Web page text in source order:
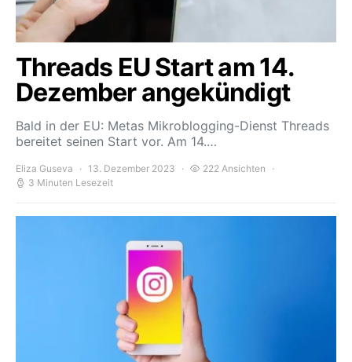
Threads EU Start am 14.
Dezember angekündigt
Bald in der EU: Metas Mikroblogging-Dienst Threads
bereitet seinen Start vor. Am 14.…
Eliza Guseva 13. Dezember 2023
222 Ansichten
3 Minuten Lesezeit